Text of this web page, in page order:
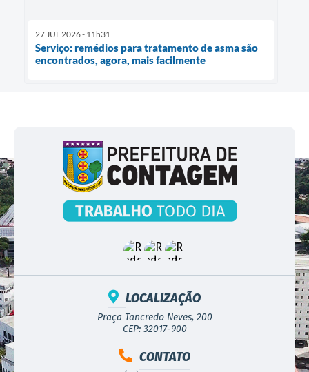
27 JUL 2026 - 11h31
Serviço: remédios para tratamento de asma são
encontrados, agora, mais facilmente
LOCALIZAÇÃO
Praça Tancredo Neves, 200
CEP: 32017-900
CONTATO